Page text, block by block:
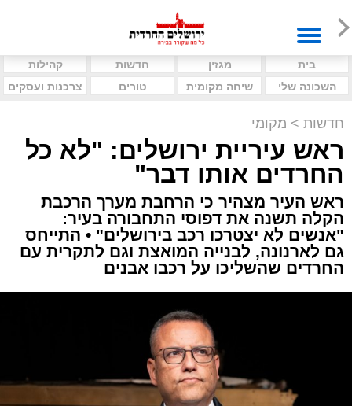
בית מגזין חדשות
קהילות
השכונה שלי
שיחה מקומית טורים צרכנות ועסקים
חדשות > מקומי
ראש עיריית ירושלים: "לא כל
החרדים אותו דבר"
ראש העיר מצהיר כי הרחבת מערך הרכבת
הקלה תשנה את דפוסי התחבורה בעיר:
"אנשים לא יצטרכו רכב בירושלים" • התייחס
גם לארנונה, לבנייה המואצת וגם לתקרית עם
החרדים שהשליכו על רכבו אבנים